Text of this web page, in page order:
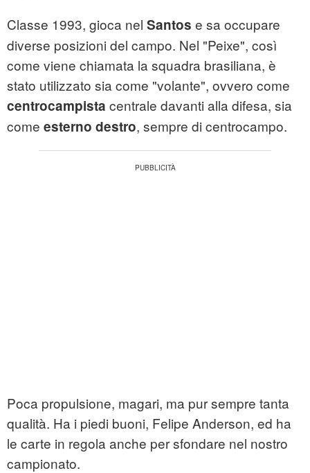
Classe 1993, gioca nel Santos e sa occupare
diverse posizioni del campo. Nel "Peixe", così
come viene chiamata la squadra brasiliana, è
stato utilizzato sia come "volante", ovvero come
centrocampista centrale davanti alla difesa, sia
come esterno destro, sempre di centrocampo.
Poca propulsione, magari, ma pur sempre tanta
qualità. Ha i piedi buoni, Felipe Anderson, ed ha
le carte in regola anche per sfondare nel nostro
campionato.